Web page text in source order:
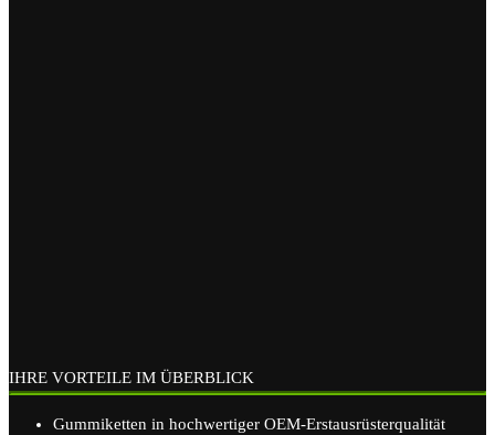
IHRE VORTEILE IM ÜBERBLICK
Gummiketten in hochwertiger OEM-Erstausrüsterqualität